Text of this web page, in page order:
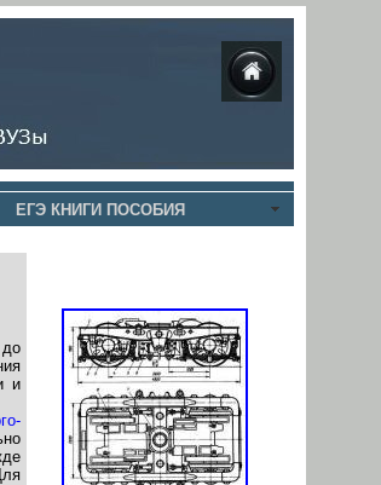
ЕГЭ КНИГИ ПОСОБИЯ
до
и